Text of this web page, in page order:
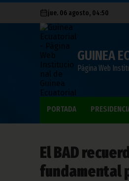
jue. 06 agosto, 04:50
GUINEA
Página Web
PORTADA
El BAD
fundamental